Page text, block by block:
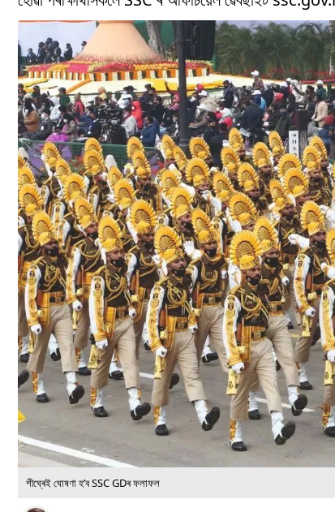
শীঘ্ৰেই ঘোষণা হ’ব SSC GDৰ ফলাফল